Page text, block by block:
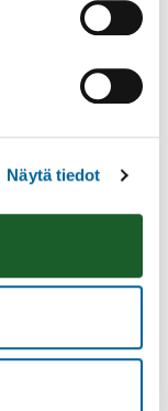
Näytä tiedot